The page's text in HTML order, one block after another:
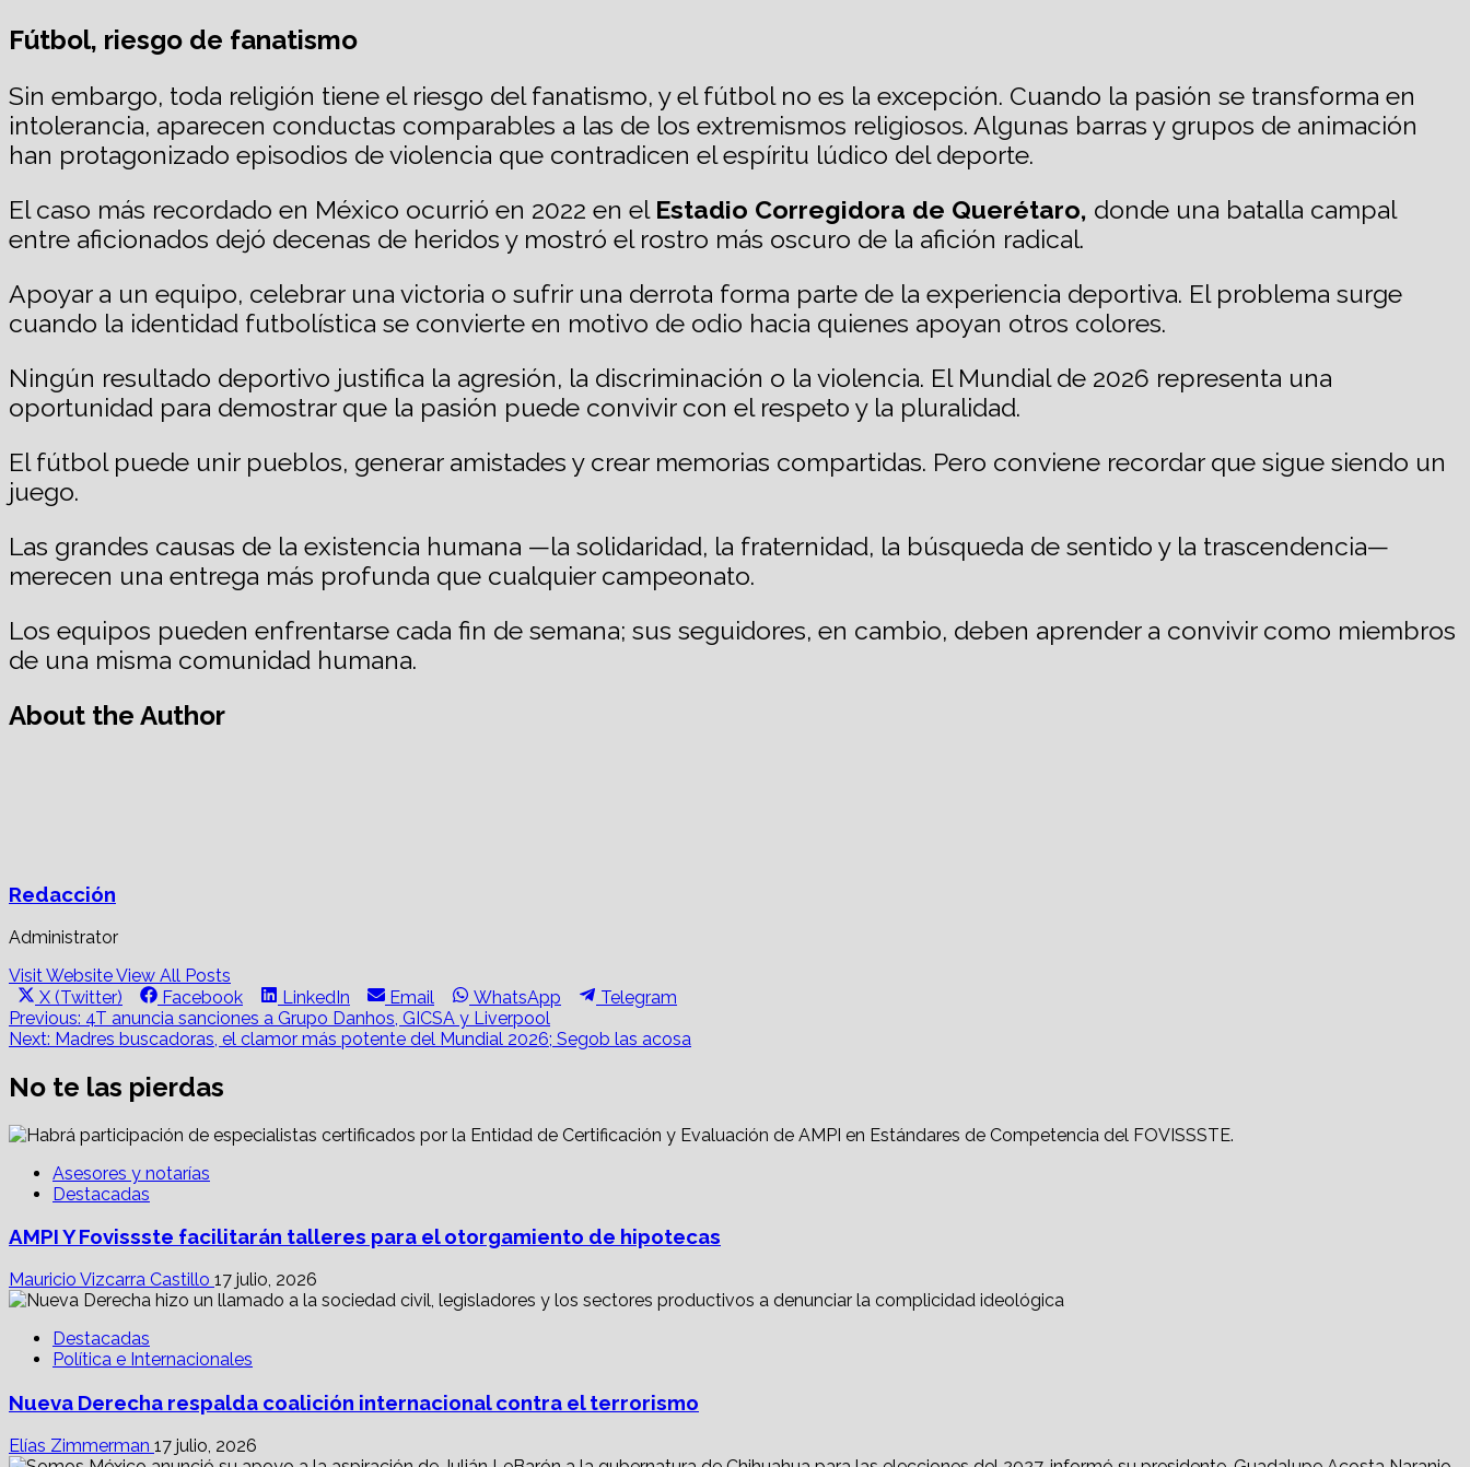
Fútbol, riesgo de fanatismo
Sin embargo, toda religión tiene el riesgo del fanatismo, y el fútbol no es la excepción. Cuando la pasión se transforma en
intolerancia, aparecen conductas comparables a las de los extremismos religiosos. Algunas barras y grupos de animación
han protagonizado episodios de violencia que contradicen el espíritu lúdico del deporte.
El caso más recordado en México ocurrió en 2022 en el Estadio Corregidora de Querétaro, donde una batalla campal
entre aficionados dejó decenas de heridos y mostró el rostro más oscuro de la afición radical.
Apoyar a un equipo, celebrar una victoria o sufrir una derrota forma parte de la experiencia deportiva. El problema surge
cuando la identidad futbolística se convierte en motivo de odio hacia quienes apoyan otros colores.
Ningún resultado deportivo justifica la agresión, la discriminación o la violencia. El Mundial de 2026 representa una
oportunidad para demostrar que la pasión puede convivir con el respeto y la pluralidad.
El fútbol puede unir pueblos, generar amistades y crear memorias compartidas. Pero conviene recordar que sigue siendo un
juego.
Las grandes causas de la existencia humana —la solidaridad, la fraternidad, la búsqueda de sentido y la trascendencia—
merecen una entrega más profunda que cualquier campeonato.
Los equipos pueden enfrentarse cada fin de semana; sus seguidores, en cambio, deben aprender a convivir como miembros
de una misma comunidad humana.
About the Author
Redacción
Administrator
Visit WebsiteView All Posts
Share
on
X (Twitter)
Share
on
Facebook
Share
on
LinkedIn
Share
on
Email
Share
on
WhatsApp
Share
Telegram
Post
navigation
Previous: 4T anuncia sanciones a Grupo Danhos, GICSA y Liverpool
Next: Madres buscadoras, el clamor más potente del Mundial 2026; Segob las acosa
No te las pierdas
Asesores y notarías
Destacadas
AMPI Y Fovissste facilitarán talleres para el otorgamiento de hipotecas
Mauricio Vizcarra Castillo 17 julio, 2026
Destacadas
Política e Internacionales
Nueva Derecha respalda coalición internacional contra el terrorismo
Elías Zimmerman 17 julio, 2026